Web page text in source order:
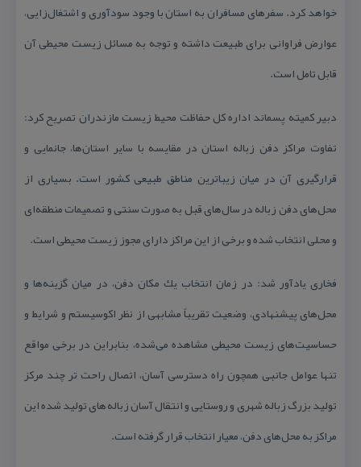
خواهد كرد. سفرهای مسافران به استان با وجود سودآوری و اشتغال‌زایی،
عوارض فراوانی برای طبیعت داشته و توجه به مسائل زیست محیطی آن
قابل تامل است.
دبیر كمیته پسماند اداره كل حفاظت محیط زیست مازندران تصریح كرد:
تفاوت مراكز دفن زباله استان در مقایسه با سایر استان‌ها، جانمایی و
قرارگیری آن در میان زیباترین مناطق طبیعی كشور است. بسیاری از
محل‌های دفن زباله در سال‌های قبل به صورت سنتی و تصمیمات منطقه‌ای
و محلی انتخاب شده و برخی از این مراكز دارای مجوز زیست محیطی است.
فخاری یادآور شد: در زمان انتخاب یك مكان دفن، در میان گزینه‌ها و
محل‌های پیشنهادی، وضعیت تقریباً مشابهی از نظر اكوسیستم و شرایط و
حساسیت‌های زیست محیطی مشاهده می‌شده، بنابراین در برخی مواقع
تنها عوامل جانبی همچون راه دسترسی آسان، اتصال راحت تر چند مركز
تولید بزرگ زباله شهری و روستایی و انتقال آسان زباله‌های تولید شده این
مراكز به محل‌های دفن، معیار انتخاب قرار گرفته است.